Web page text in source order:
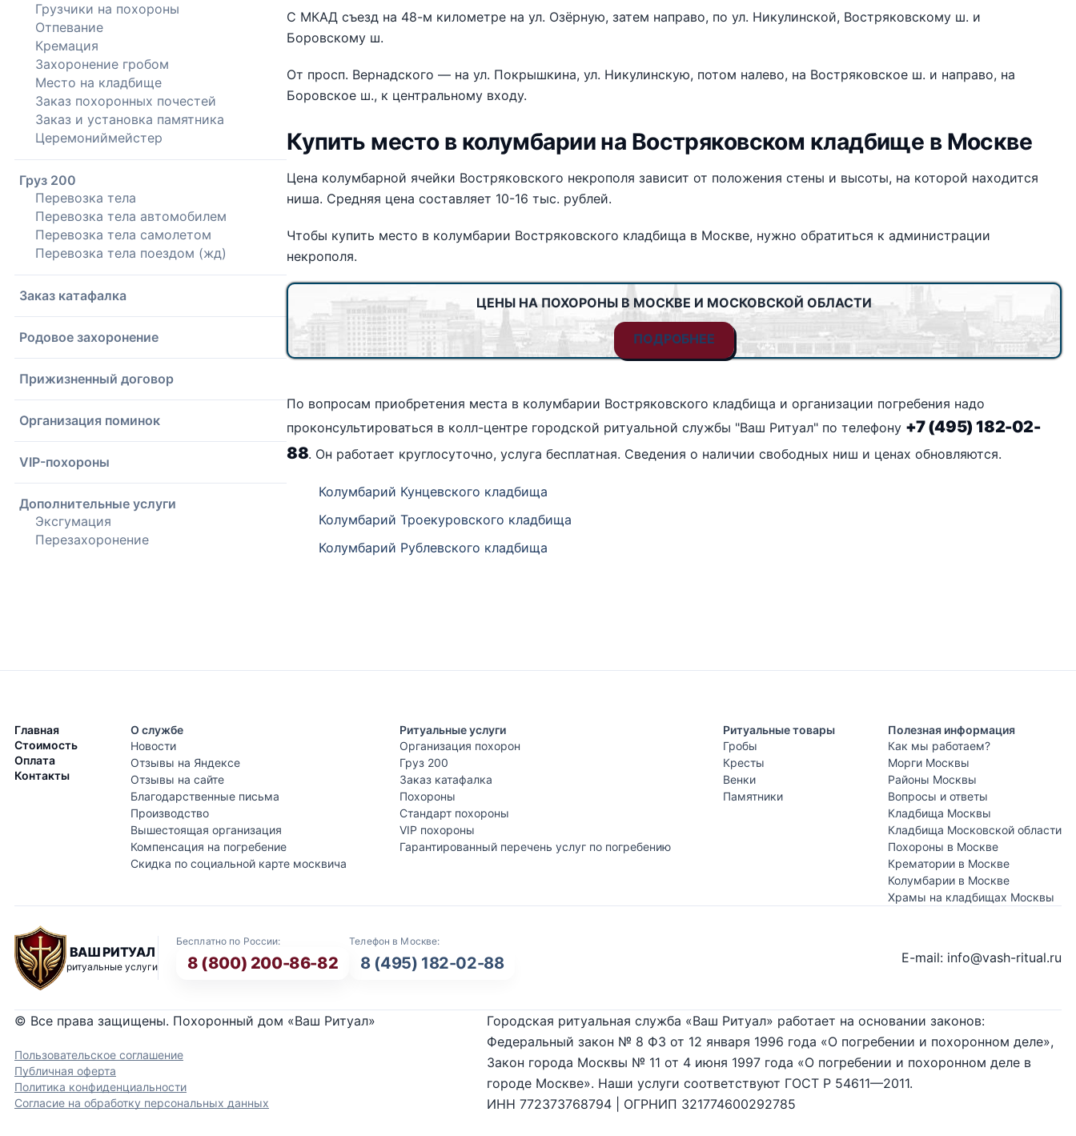
Грузчики на похороны
Отпевание
Кремация
Захоронение гробом
Место на кладбище
Заказ похоронных почестей
Заказ и установка памятника
Церемониймейстер
Груз 200
Перевозка тела
Перевозка тела автомобилем
Перевозка тела самолетом
Перевозка тела поездом (жд)
Заказ катафалка
Родовое захоронение
Прижизненный договор
Организация поминок
VIP-похороны
Дополнительные услуги
Эксгумация
Перезахоронение
С МКАД съезд на 48-м километре на ул. Озёрную, затем направо, по ул. Никулинской, Востряковскому ш. и
Боровскому ш.
От просп. Вернадского — на ул. Покрышкина, ул. Никулинскую, потом налево, на Востряковское ш. и направо, на
Боровское ш., к центральному входу.
Купить место в колумбарии на Востряковском кладбище в Москве
Цена колумбарной ячейки Востряковского некрополя зависит от положения стены и высоты, на которой находится
ниша. Средняя цена составляет 10-16 тыс. рублей.
Чтобы купить место в колумбарии Востряковского кладбища в Москве, нужно обратиться к администрации
некрополя.
ЦЕНЫ НА ПОХОРОНЫ В МОСКВЕ И МОСКОВСКОЙ ОБЛАСТИ
ПОДРОБНЕЕ
По вопросам приобретения места в колумбарии Востряковского кладбища и организации погребения надо
проконсультироваться в колл-центре городской ритуальной службы "Ваш Ритуал" по телефону +7 (495) 182-02-
88. Он работает круглосуточно, услуга бесплатная. Сведения о наличии свободных ниш и ценах обновляются.
Колумбарий Кунцевского кладбища
Колумбарий Троекуровского кладбища
Колумбарий Рублевского кладбища
Главная
Стоимость
Оплата
Контакты
О службе
Новости
Отзывы на Яндексе
Отзывы на сайте
Благодарственные письма
Производство
Вышестоящая организация
Компенсация на погребение
Скидка по социальной карте москвича
Ритуальные услуги
Организация похорон
Груз 200
Заказ катафалка
Похороны
Стандарт похороны
VIP похороны
Гарантированный перечень услуг по погребению
Ритуальные товары
Гробы
Кресты
Венки
Памятники
Полезная информация
Как мы работаем?
Морги Москвы
Районы Москвы
Вопросы и ответы
Кладбища Москвы
Кладбища Московской области
Похороны в Москве
Крематории в Москве
Колумбарии в Москве
Храмы на кладбищах Москвы
ВАШ РИТУАЛ
ритуальные услуги
Бесплатно по России:
8 (800) 200-86-82
Телефон в Москве:
8 (495) 182-02-88 E-mail: info@vash-ritual.ru
© Все права защищены. Похоронный дом «Ваш Ритуал»
Пользовательское соглашение
Публичная оферта
Политика конфиденциальности
Согласие на обработку персональных данных
Городская ритуальная служба «Ваш Ритуал» работает на основании законов:
Федеральный закон № 8 ФЗ от 12 января 1996 года «О погребении и похоронном деле»,
Закон города Москвы № 11 от 4 июня 1997 года «О погребении и похоронном деле в
городе Москве». Наши услуги соответствуют ГОСТ Р 54611—2011.
ИНН 772373768794 | ОГРНИП 321774600292785